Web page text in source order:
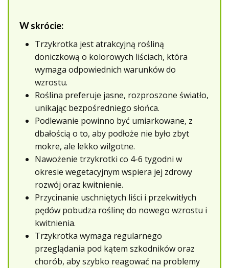
W skrócie:
Trzykrotka jest atrakcyjną rośliną
doniczkową o kolorowych liściach, która
wymaga odpowiednich warunków do
wzrostu.
Roślina preferuje jasne, rozproszone światło,
unikając bezpośredniego słońca.
Podlewanie powinno być umiarkowane, z
dbałością o to, aby podłoże nie było zbyt
mokre, ale lekko wilgotne.
Nawożenie trzykrotki co 4-6 tygodni w
okresie wegetacyjnym wspiera jej zdrowy
rozwój oraz kwitnienie.
Przycinanie uschniętych liści i przekwitłych
pędów pobudza roślinę do nowego wzrostu i
kwitnienia.
Trzykrotka wymaga regularnego
przeglądania pod kątem szkodników oraz
chorób, aby szybko reagować na problemy